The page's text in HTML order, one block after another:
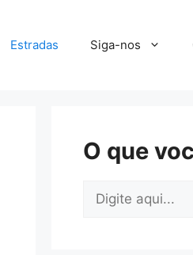
Estradas Siga-nos
O que
Pesquisar